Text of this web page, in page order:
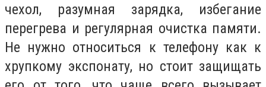
чехол, разумная зарядка, избегание
перегрева и регулярная очистка памяти.
Не нужно относиться к телефону как к
хрупкому экспонату, но стоит защищать